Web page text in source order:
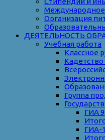
Международное
Организация
ДЕЯТЕЛЬНОСТЬ
Учебная работа
Классное
Группа
ГИА 9
ГИА-